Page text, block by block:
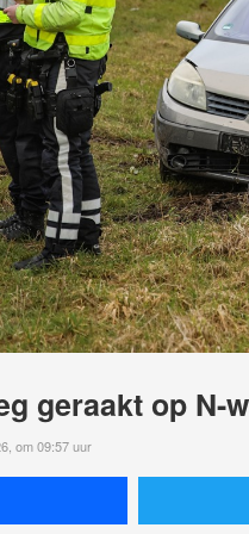
geraakt op N-
om 09:57 uur